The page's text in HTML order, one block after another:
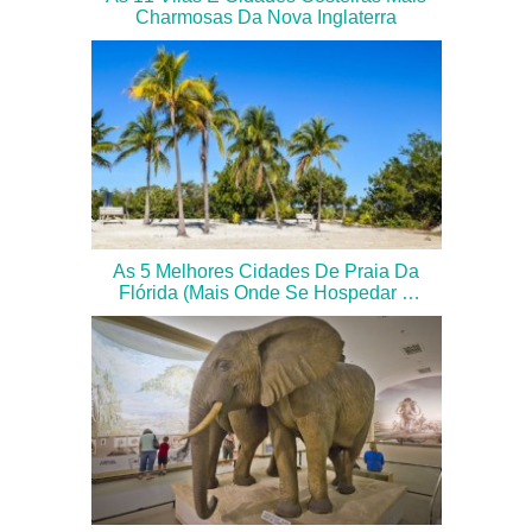
Charmosas Da Nova Inglaterra
As 5 Melhores Cidades De Praia Da
Flórida (mais Onde Se Hospedar E
Comer)